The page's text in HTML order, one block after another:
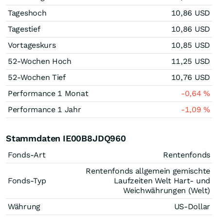
Tageshoch
10,86 USD
Tagestief
10,86 USD
Vortageskurs
10,85 USD
52-Wochen Hoch
11,25 USD
52-Wochen Tief
10,76 USD
Performance 1 Monat
-0,64%
Performance 1 Jahr
-1,09%
Stammdaten IE00B8JDQ960
Fonds-Art Rentenfonds
Fonds-Typ
Rentenfonds allgemein gemischte
Laufzeiten Welt Hart- und
Weichwährungen (Welt)
Währung
US-Dollar